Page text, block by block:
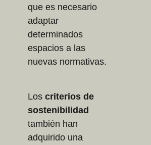
que es necesario
adaptar
determinados
espacios a las
nuevas normativas.
Los criterios de
sostenibilidad
también han
adquirido una